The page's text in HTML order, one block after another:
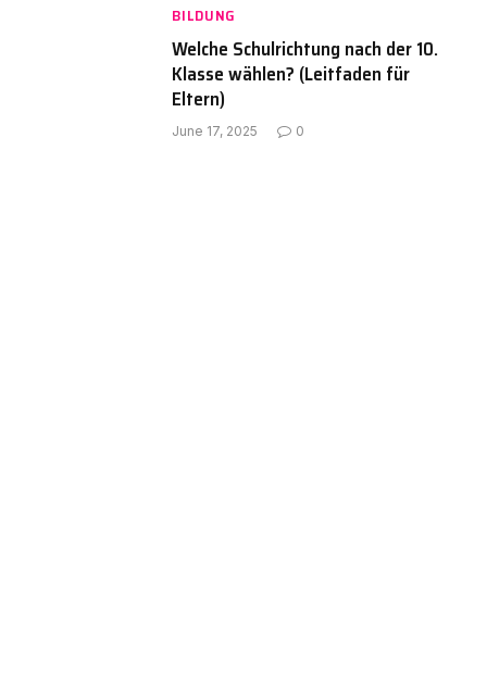
BILDUNG
Welche Schulrichtung nach der 10.
Klasse wählen? (Leitfaden für
Eltern)
June 17, 2025 0